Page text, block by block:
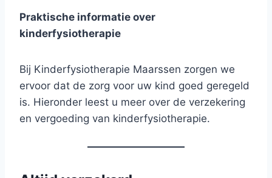
Praktische informatie over
kinderfysiotherapie
Bij Kinderfysiotherapie Maarssen zorgen we
ervoor dat de zorg voor uw kind goed geregeld
is. Hieronder leest u meer over de verzekering
en vergoeding van kinderfysiotherapie.